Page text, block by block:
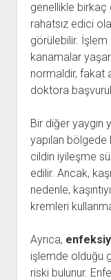
genellikle birkaç
rahatsız edici
görülebilir. İşlem
kanamalar
normaldir, fakat
doktora
Bir diğer yaygın
yapılan bölgede
cildin iyileşme
edilir. Ancak,
nedenle,
kremleri
Ayrıca,
işlemde olduğu
riski bulunur.